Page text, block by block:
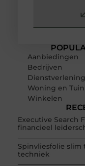
Aanbiedingen
Bedrijven
Dienstverlening
Woning en Tuin
Winkelen
Executive Search
financieel
Spinvliesfolie
techniek